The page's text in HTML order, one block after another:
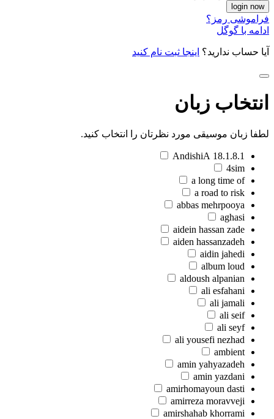
فراموشی رمز؟
ادامه با گوگل
آیا حساب ندارید؟ اینجا ثبت نام کنید
انتخاب زبان
لطفا زبان موسیقی مورد نظرتان را انتخاب کنید.
18.1.8.1 AndishiA
4sim
a long time of
a road to risk
abbas mehrpooya
aghasi
aidein hassan zade
aiden hassanzadeh
aidin jahedi
album loud
aldoush alpanian
ali esfahani
ali jamali
ali seif
ali seyf
ali yousefi nezhad
ambient
amin yahyazadeh
amin yazdani
amirhomayoun dasti
amirreza moravveji
amirshahab khorrami